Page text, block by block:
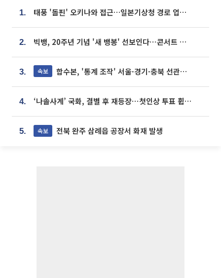
1. 태풍 '돌핀' 오키나와 접근…일본기상청 경로 업데이트
2. 빅뱅, 20주년 기념 '새 뱅봉' 선보인다⋯콘서트 앞두고 팝업 개최
3. 속보 합수본, '통계 조작' 서울·경기·충북 선관위 등 추가 압수수색
4. ‘나솔사계’ 국화, 결별 후 재등장⋯첫인상 투표 휩쓸고 ‘인기녀’ 등극
5. 속보 전북 완주 삼례읍 공장서 화재 발생